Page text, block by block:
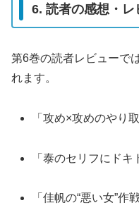
6. 読者の感想・レ
第6巻の読者レビューで
れます。
「攻め×攻めのやり
「泰のセリフにドキ
「佳帆の“悪い女”作